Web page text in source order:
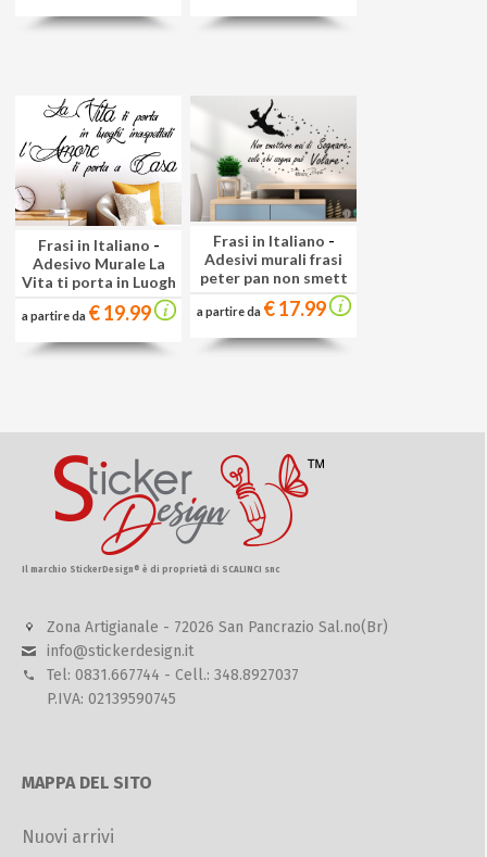
Frasi in Italiano -
Adesivo Murale La
Vita ti porta in Luogh
a partire da € 19.99
Frasi in Italiano -
Adesivi murali frasi
peter pan non smett
a partire da € 17.99
Il marchio StickerDesign® è di proprietà di SCALINCI snc
Zona Artigianale - 72026 San Pancrazio Sal.no(Br)
info@stickerdesign.it
Tel: 0831.667744 - Cell.: 348.8927037
P.IVA: 02139590745
MAPPA DEL SITO
Nuovi arrivi